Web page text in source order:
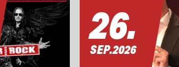
26.
SEP.2026